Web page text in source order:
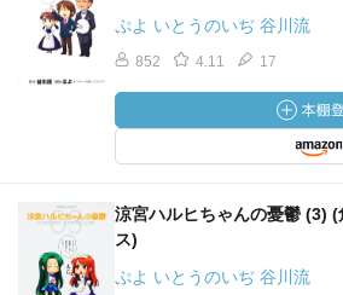
ぷよ いとうのいぢ 谷川流
852 4.11 17
涼宮ハルヒちゃんの憂鬱 (3)
ス)
ぷよ いとうのいぢ 谷川流